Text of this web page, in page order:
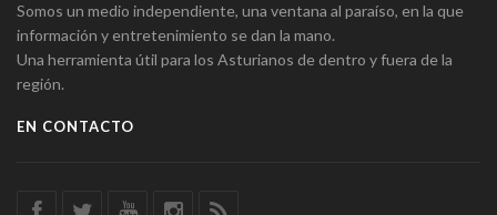
Somos un medio independiente, una ventana al paraíso, en la que
información y entretenimiento se dan la mano.
Una herramienta útil para los Asturianos de dentro y fuera de la
región.
EN CONTACTO